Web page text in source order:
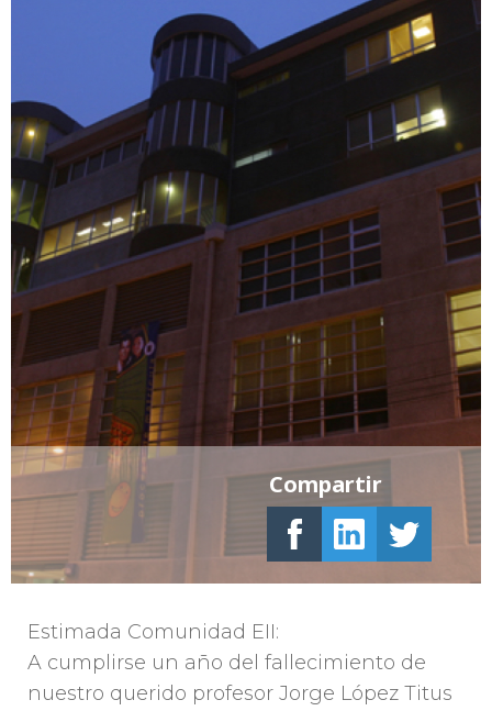
Estimada Comunidad EII:
A cumplirse un año del fallecimiento de
nuestro querido profesor Jorge López Titus
Compartir